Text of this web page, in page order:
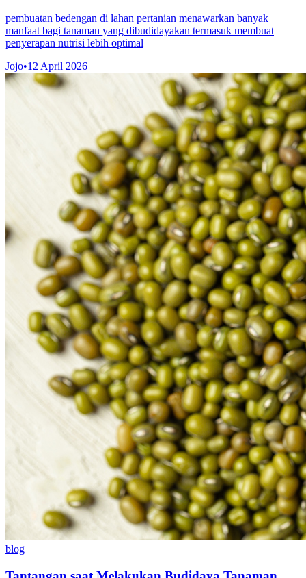
pembuatan bedengan di lahan pertanian menawarkan banyak
manfaat bagi tanaman yang dibudidayakan termasuk membuat
penyerapan nutrisi lebih optimal
Jojo•12 April 2026
blog